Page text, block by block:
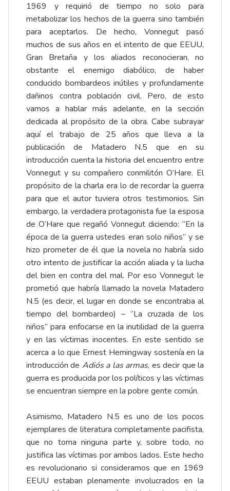
1969 y requirió de tiempo no solo para
metabolizar los hechos de la guerra sino también
para aceptarlos. De hecho, Vonnegut pasó
muchos de sus años en el intento de que EEUU,
Gran Bretaña y los aliados reconocieran, no
obstante el enemigo diabólico, de haber
conducido bombardeos inútiles y profundamente
dañinos contra población civil. Pero, de esto
vamos a hablar más adelante, en la sección
dedicada al propósito de la obra. Cabe subrayar
aquí el trabajo de 25 años que lleva a la
publicación de Matadero N.5 que en su
introducción cuenta la historia del encuentro entre
Vonnegut y su compañero conmilitón O’Hare. El
propósito de la charla era lo de recordar la guerra
para que el autor tuviera otros testimonios. Sin
embargo, la verdadera protagonista fue la esposa
de O’Hare que regañó Vonnegut diciendo: “En la
época de la guerra ustedes eran solo niños” y se
hizo prometer de él que la novela no habría sido
otro intento de justificar la acción aliada y la lucha
del bien en contra del mal. Por eso Vonnegut le
prometió que habría llamado la novela Matadero
N.5 (es decir, el lugar en donde se encontraba al
tiempo del bombardeo) – “La cruzada de los
niños” para enfocarse en la inutilidad de la guerra
y en las víctimas inocentes. En este sentido se
acerca a lo que Ernest Hemingway sostenía en la
introducción de Adiós a las armas, es decir que la
guerra es producida por los políticos y las víctimas
se encuentran siempre en la pobre gente común.
Asimismo, Matadero N.5 es uno de los pocos
ejemplares de literatura completamente pacifista,
que no toma ninguna parte y, sobre todo, no
justifica las víctimas por ambos lados. Este hecho
es revolucionario si consideramos que en 1969
EEUU estaban plenamente involucrados en la